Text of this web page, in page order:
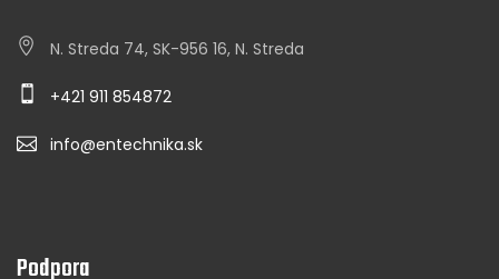
N. Streda 74, SK-956 16, N. Streda
+421 911 854872
info@entechnika.sk
Podpora